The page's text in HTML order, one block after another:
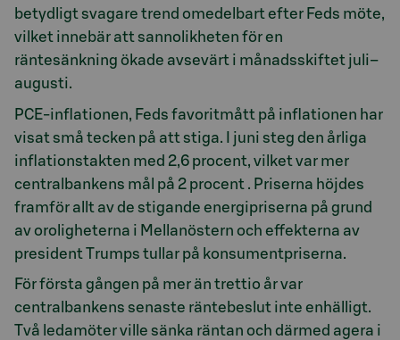
betydligt svagare trend omedelbart efter Feds möte,
vilket innebär att sannolikheten för en
räntesänkning ökade avsevärt i månadsskiftet juli–
augusti.
PCE-inflationen, Feds favoritmått på inflationen har
visat små tecken på att stiga. I juni steg den årliga
inflationstakten med 2,6 procent, vilket var mer
centralbankens mål på 2 procent . Priserna höjdes
framför allt av de stigande energipriserna på grund
av oroligheterna i Mellanöstern och effekterna av
president Trumps tullar på konsumentpriserna.
För första gången på mer än trettio år var
centralbankens senaste räntebeslut inte enhälligt.
Två ledamöter ville sänka räntan och därmed agera i